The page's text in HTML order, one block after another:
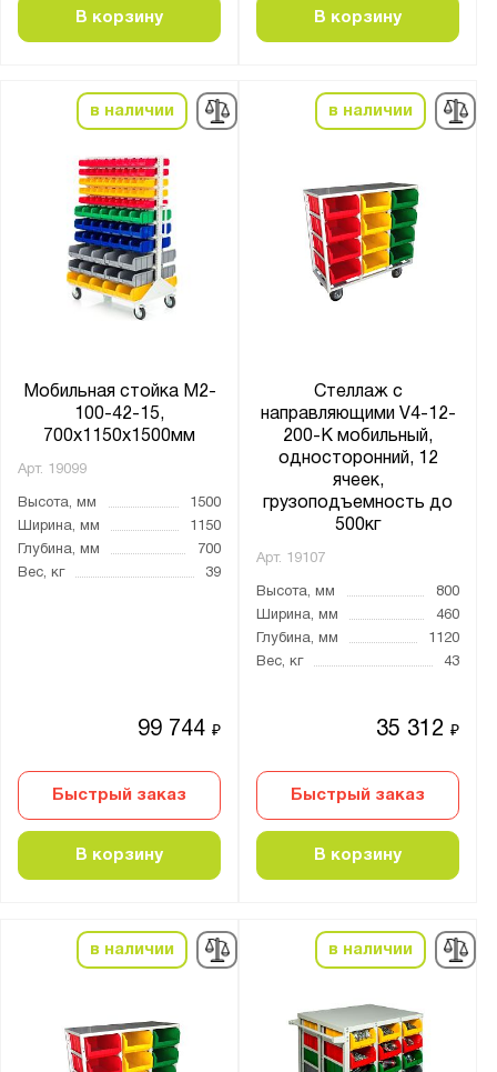
В корзину В корзину
в наличии
Мобильная стойка M2-
100-42-15,
700х1150х1500мм
Арт. 19099
Высота, мм
1500
Ширина, мм
1150
Глубина, мм
700
Вес, кг
39
99 744₽
Быстрый заказ
В корзину
в наличии
Стеллаж с
направляющими V4-12-
200-К мобильный,
односторонний, 12
ячеек,
грузоподъемность до
500кг
Арт. 19107
Высота, мм
800
Ширина, мм
460
Глубина, мм
1120
Вес, кг
43
35 312₽
Быстрый заказ
В корзину
в наличии в наличии